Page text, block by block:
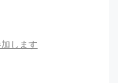
します